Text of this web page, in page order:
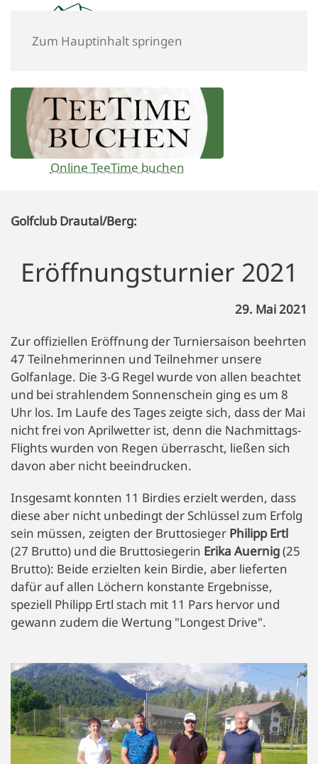
Zum Hauptinhalt springen
Online TeeTime buchen
Golfclub Drautal/Berg:
Eröffnungsturnier 2021
29. Mai 2021
Zur offiziellen Eröffnung der Turniersaison beehrten
47 Teilnehmerinnen und Teilnehmer unsere
Golfanlage. Die 3-G Regel wurde von allen beachtet
und bei strahlendem Sonnenschein ging es um 8
Uhr los. Im Laufe des Tages zeigte sich, dass der Mai
nicht frei von Aprilwetter ist, denn die Nachmittags-
Flights wurden von Regen überrascht, ließen sich
davon aber nicht beeindrucken.
Insgesamt konnten 11 Birdies erzielt werden, dass
diese aber nicht unbedingt der Schlüssel zum Erfolg
sein müssen, zeigten der Bruttosieger Philipp Ertl
(27 Brutto) und die Bruttosiegerin Erika Auernig(25
Brutto): Beide erzielten kein Birdie, aber lieferten
dafür auf allen Löchern konstante Ergebnisse,
speziell Philipp Ertl stach mit 11 Pars hervor und
gewann zudem die Wertung "Longest Drive".